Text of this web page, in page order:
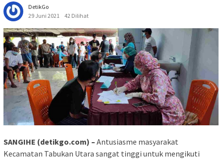
DetikGo
29 Juni 2021
42 Dilihat
SANGIHE (detikgo.com) – Antusiasme masyarakat
Kecamatan Tabukan Utara sangat tinggi untuk mengikuti